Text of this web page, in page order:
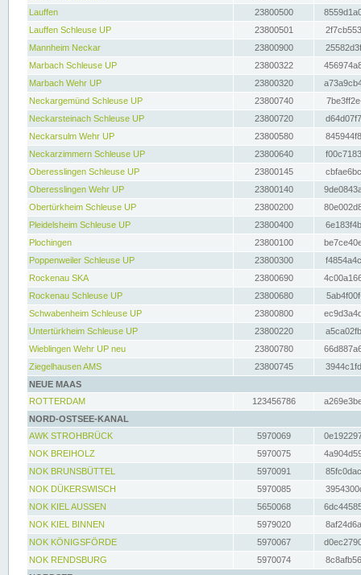
Lauffen
23800500
Lauffen Schleuse UP
23800501
Mannheim Neckar
23800900
Marbach Schleuse UP
23800322
Marbach Wehr UP
23800320
Neckargemünd Schleuse UP
23800740
Neckarsteinach Schleuse UP
23800720
Neckarsulm Wehr UP
23800580
Neckarzimmern Schleuse UP
23800640
Oberesslingen Schleuse UP
23800145
Oberesslingen Wehr UP
23800140
Obertürkheim Schleuse UP
23800200
Pleidelsheim Schleuse UP
23800400
Plochingen
23800100
Poppenweiler Schleuse UP
23800300
Rockenau SKA
23800690
Rockenau Schleuse UP
23800680
Schwabenheim Schleuse UP
23800800
Untertürkheim Schleuse UP
23800220
Wieblingen Wehr UP neu
23800780
Ziegelhausen AMS
23800745
NEUE MAAS
ROTTERDAM
123456786
NORD-OSTSEE-KANAL
AWK STROHBRÜCK
5970069
NOK BREIHOLZ
5970075
NOK BRUNSBÜTTEL
5970091
NOK DÜKERSWISCH
5970085
NOK KIEL AUSSEN
5650068
NOK KIEL BINNEN
5979020
NOK KÖNIGSFÖRDE
5970067
NOK RENDSBURG
5970074